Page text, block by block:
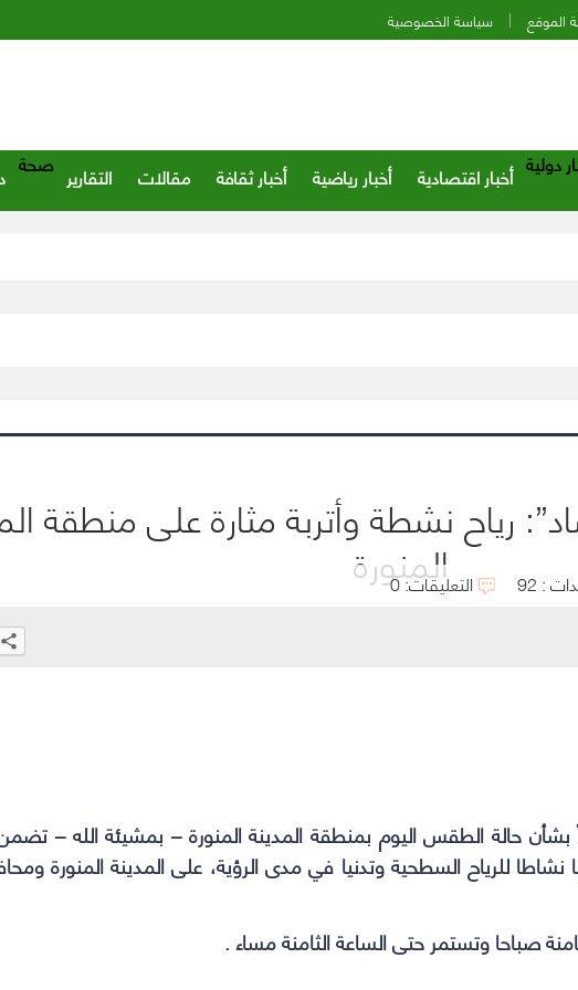
الموقع سياسة الخصوصية
دولية أخبار اقتصادية أخبار رياضية أخبار ثقافة مقالات التقارير صحة
رياح نشطة وأتربة مثارة على منطقة
المنورة : 92 التعليقات: 0
بشأن حالة الطقس اليوم بمنطقة المدينة المنورة – بمشيئة الله – تضمن
نشاطا للرياح السطحية وتدنيا في مدى الرؤية، على المدينة المنورة
صباحا وتستمر حتى الساعة الثامنة مساء .
in
new
in
new
Click
in
new
Click
in
new